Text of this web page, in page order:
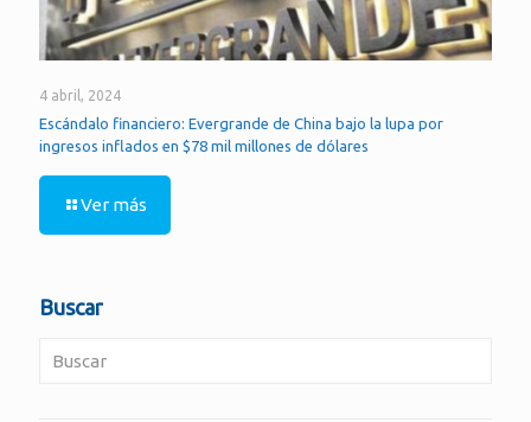
4 abril, 2024
Escándalo financiero: Evergrande de China bajo la lupa por
ingresos inflados en $78 mil millones de dólares
Ver más
Buscar